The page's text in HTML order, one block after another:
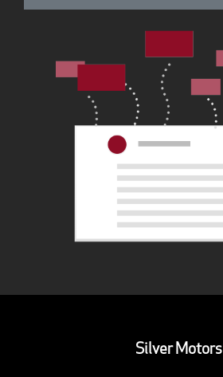
Silver Motors